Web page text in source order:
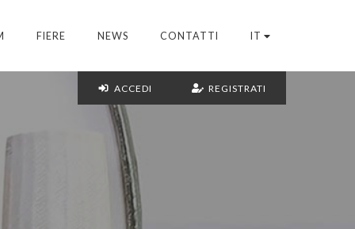
FIERE NEWS CONTATTI IT
ACCEDI REGISTRATI